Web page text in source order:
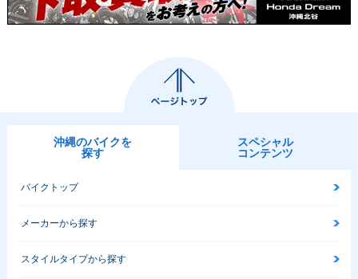
2016年 NC750X D
ual Clutch Transmi
2016年 NC750X Ty
pe LD Dual Clutch
2016年 NC750X Ty
pe LD ABS
沖縄のバイクを
探す
スペシャル
コンテンツ
バイクトップ
メーカーから探す
スタイルタイプから探す